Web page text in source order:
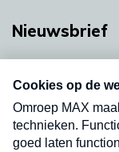
Nieuwsbrief
nieuwsbrief.
uw mailbox.